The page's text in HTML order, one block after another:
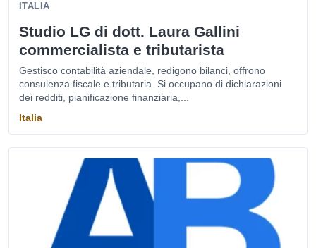
ITALIA
Studio LG di dott. Laura Gallini
commercialista e tributarista
Gestisco contabilità aziendale, redigono bilanci, offrono
consulenza fiscale e tributaria. Si occupano di dichiarazioni
dei redditi, pianificazione finanziaria,...
Italia